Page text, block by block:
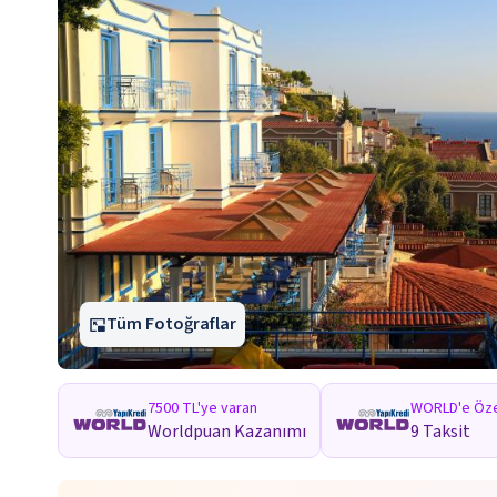
Tüm Fotoğraflar
7500 TL'ye varan
Worldpuan Kazanımı
WORLD'e
9 Taksit